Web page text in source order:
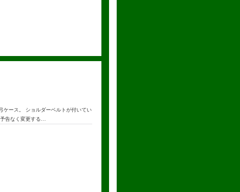
ケース。 ショルダーベルトが付いてい
告なく変更する…